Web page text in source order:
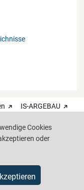
IS-ARGEBAU
SitemapCookies
oder